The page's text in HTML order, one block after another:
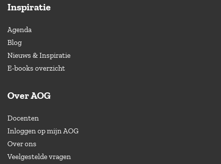
Inspiratie
Agenda
Blog
Nieuws & Inspiratie
E-books overzicht
Over AOG
Docenten
Inloggen op mijn AOG
Over ons
Veelgestelde vragen